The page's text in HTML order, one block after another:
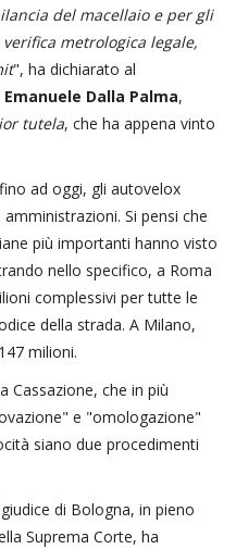
del macellaio e per gli
metrologica legale,
", ha dichiarato al
Emanuele Dalla Palma,
tutela, che ha appena vinto
ad oggi, gli autovelox
amministrazioni. Si pensi che
più importanti hanno visto
nello specifico, a Roma
complessivi per tutte le
della strada. A Milano,
milioni.
Cassazione, che in più
e "omologazione"
siano due procedimenti
di Bologna, in pieno
Suprema Corte, ha